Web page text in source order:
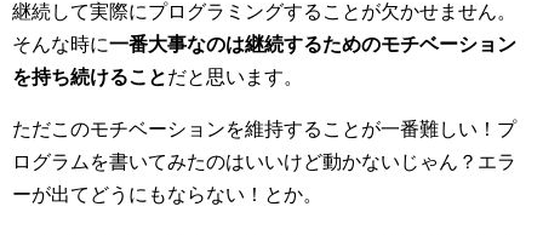
継続して実際にプログラミングすることが欠かせません。
そんな時に一番大事なのは継続するためのモチベーション
を持ち続けることだと思います。
ただこのモチベーションを維持することが一番難しい！プ
ログラムを書いてみたのはいいけど動かないじゃん？エラ
ーが出てどうにもならない！とか。